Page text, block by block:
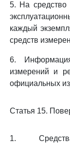
5. На средство
каждый
средств
6.
измерений и
официальных
Статья 15.
1.